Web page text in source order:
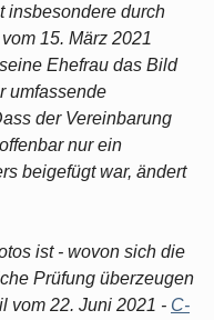
insbesondere durch
15. März 2021
Ehefrau das Bild
umfassende
der Vereinbarung
nur ein
beigefügt war, ändert
ist - wovon sich die
Prüfung überzeugen
vom 22. Juni 2021 - C-